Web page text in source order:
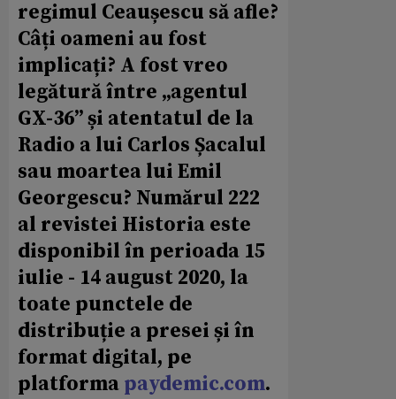
regimul Ceaușescu să afle?
Câți oameni au fost
implicați? A fost vreo
legătură între „agentul
GX-36” și atentatul de la
Radio a lui Carlos Șacalul
sau moartea lui Emil
Georgescu? Numărul 222
al revistei Historia este
disponibil în perioada 15
iulie - 14 august 2020, la
toate punctele de
distribuție a presei și în
format digital, pe
platforma paydemic.com.